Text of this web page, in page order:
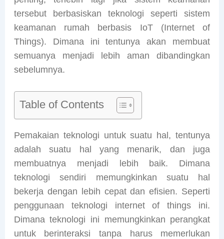
tersebut berbasiskan teknologi seperti sistem
keamanan rumah berbasis IoT (Internet of
Things). Dimana ini tentunya akan membuat
semuanya menjadi lebih aman dibandingkan
sebelumnya.
Table of Contents
Pemakaian teknologi untuk suatu hal, tentunya
adalah suatu hal yang menarik, dan juga
membuatnya menjadi lebih baik. Dimana
teknologi sendiri memungkinkan suatu hal
bekerja dengan lebih cepat dan efisien. Seperti
penggunaan teknologi internet of things ini.
Dimana teknologi ini memungkinkan perangkat
untuk berinteraksi tanpa harus memerlukan